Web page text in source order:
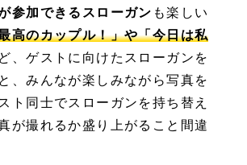
参加できるスローガン も楽しい
高のカップル！」や「今日は私
、ゲストに向けたスローガンを
、みんなが楽しみながら写真を
ト同士でスローガンを持ち替え
が撮れるか盛り上がること間違